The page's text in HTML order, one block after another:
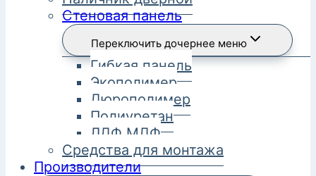
Стеновая панель
Переключить дочернее меню
Гибкая панель
Экополимер
Дюрополимер
Полиуретан
ЛДФ МДФ
Средства для монтажа
Производители